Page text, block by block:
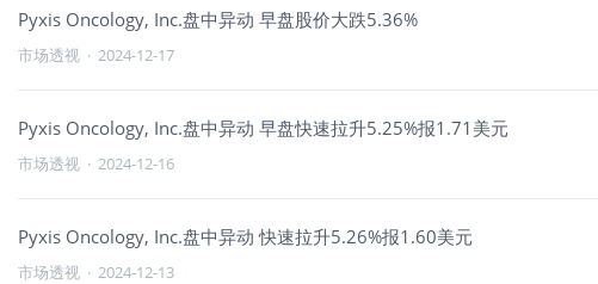
Pyxis Oncology, Inc.盘中异动 早盘股价大跌5.36%
市场透视 · 2024-12-17
Pyxis Oncology, Inc.盘中异动 早盘快速拉升5.25%报1.71美元
市场透视 · 2024-12-16
Pyxis Oncology, Inc.盘中异动 快速拉升5.26%报1.60美元
市场透视 · 2024-12-13